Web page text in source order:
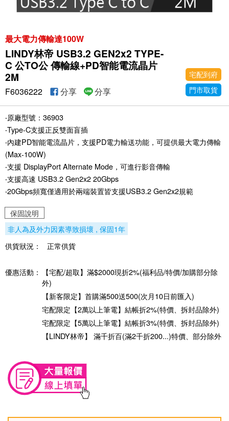
最大電力傳輸達100W
LINDY林帝 USB3.2 GEN2x2 TYPE-
C 公TO公 傳輸線+PD智能電流晶片
2M
宅配到府
門市取貨
F6036222 分享 分享
‧原廠型號：36903
‧Type-C支援正反雙面盲插
‧內建PD智能電流晶片，支援PD電力輸送功能，可提供最大電力傳輸
(Max-100W)
‧支援 DisplayPort Alternate Mode，可進行影音傳輸
‧支援高速 USB3.2 Gen2x2 20Gbps
‧20Gbps頻寬僅適用於兩端裝置皆支援USB3.2 Gen2x2規範
保固說明
非人為及外力因素導致損壞 , 保固1年
供貨狀況：
正常供貨
優惠活動：
【宅配/超取】滿$2000現折2%(福利品/特價/加購部分除
外)
【新客限定】首購滿500送500(次月10日前匯入)
宅配限定【2萬以上筆電】結帳折2%(特價、拆封品除外)
宅配限定【5萬以上筆電】結帳折3%(特價、拆封品除外)
【LINDY林帝】 滿千折百(滿2千折200...)特價、部分除外